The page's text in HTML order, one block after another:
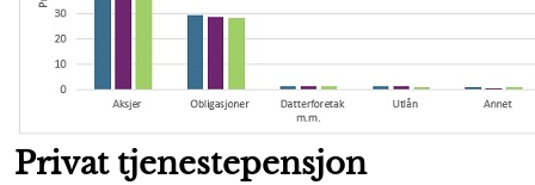
Privat tjenestepensjon